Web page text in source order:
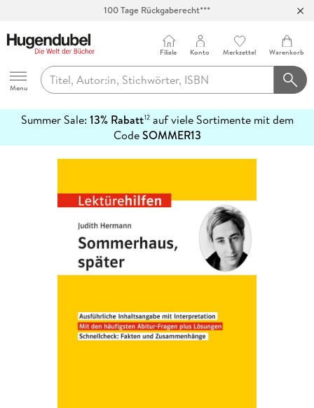
100 Tage Rückgaberecht***
Hugendubel
Menu
Filiale Konto Merkzettel Warenkorb
Summer Sale: 13% Rabatt12auf viele Sortimente mit dem
CodeSOMMER13
erfahren